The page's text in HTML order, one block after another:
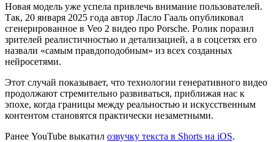
Новая модель уже успела привлечь внимание пользователей.
Так, 20 января 2025 года автор Ласло Гааль опубликовал
сгенерированное в Veo 2 видео про Porsche. Ролик поразил
зрителей реалистичностью и детализацией, а в соцсетях его
назвали «самым правдоподобным» из всех созданных
нейросетями.
Этот случай показывает, что технологии генеративного видео
продолжают стремительно развиваться, приближая нас к
эпохе, когда границы между реальностью и искусственным
контентом становятся практически незаметными.
Ранее YouTube выкатил озвучку текста в Shorts на iOS.